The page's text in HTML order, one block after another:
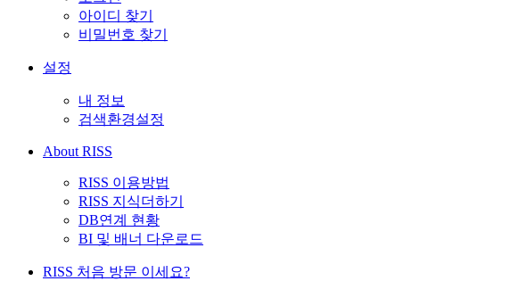
아이디 찾기
비밀번호 찾기
설정
내 정보
검색환경설정
About RISS
RISS 이용방법
RISS 지식더하기
DB연계 현황
BI 및 배너 다운로드
RISS 처음 방문 이세요?